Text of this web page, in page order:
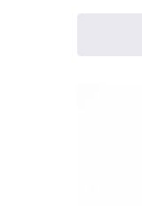
ル、ペイ
魅力的で
リサイク